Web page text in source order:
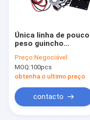
Única linha de pouco
peso guincho
libras para o cais,
capacidade 0.5T -
30T
Preço:Negociável
MOQ:100pcs
obtenha o ultimo preço
contacto